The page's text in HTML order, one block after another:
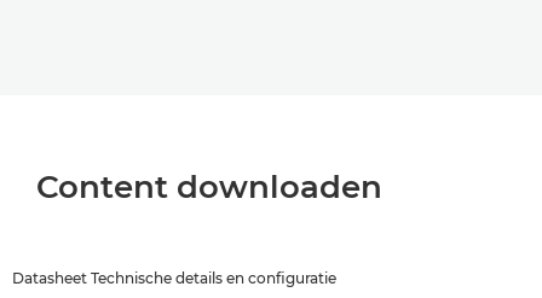
Content downloaden
Datasheet Technische details en configuratie